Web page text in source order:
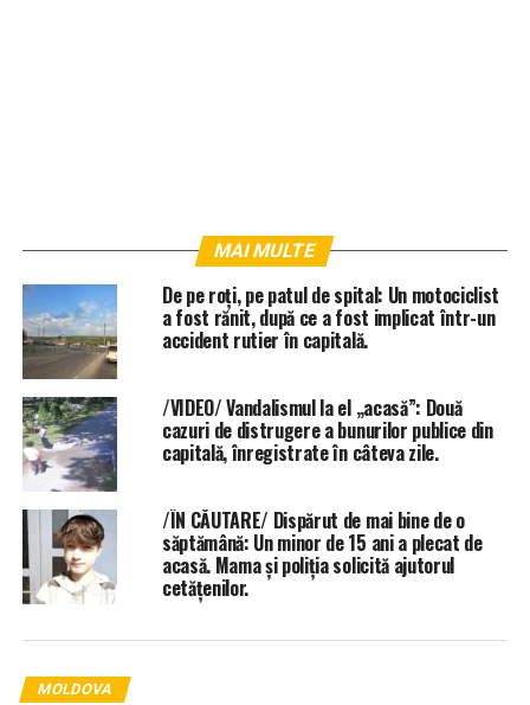
MAI MULTE
De pe roți, pe patul de spital: Un motociclist
a fost rănit, după ce a fost implicat într-un
accident rutier în capitală.
/VIDEO/ Vandalismul la el „acasă”: Două
cazuri de distrugere a bunurilor publice din
capitală, înregistrate în câteva zile.
/ÎN CĂUTARE/ Dispărut de mai bine de o
săptămână: Un minor de 15 ani a plecat de
acasă. Mama și poliția solicită ajutorul
cetățenilor.
MOLDOVA